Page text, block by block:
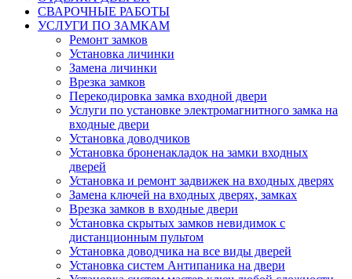
СВАРОЧНЫЕ РАБОТЫ
УСЛУГИ ПО ЗАМКАМ
Ремонт замков
Установка личинки
Замена личинки
Врезка замков
Перекодировка замка входной двери
Услуги по установке электромагнитного замка на
входные двери
Установка доводчиков
Установка броненакладок на замки входных
дверей
Установка и ремонт задвижек на входных дверях
Замена ключей на входных дверях, замках
Врезка замков в входные двери
Установка скрытых замков невидимок с
дистанционным пультом
Установка доводчика на все виды дверей
Установка систем Антипаника на двери